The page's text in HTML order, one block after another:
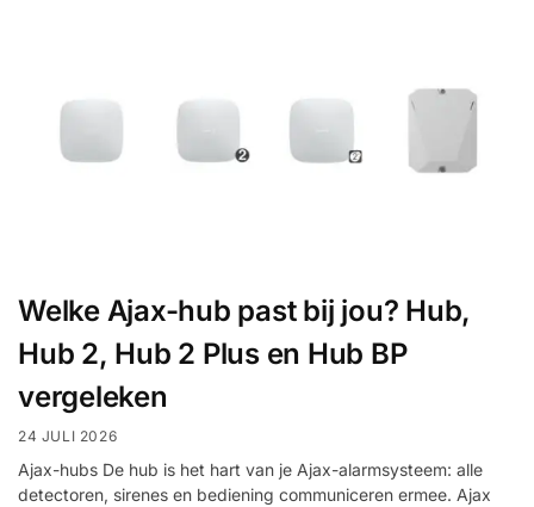
Welke Ajax-hub past bij jou? Hub,
Hub 2, Hub 2 Plus en Hub BP
vergeleken
24 JULI 2026
Ajax-hubs De hub is het hart van je Ajax-alarmsysteem: alle
detectoren, sirenes en bediening communiceren ermee. Ajax